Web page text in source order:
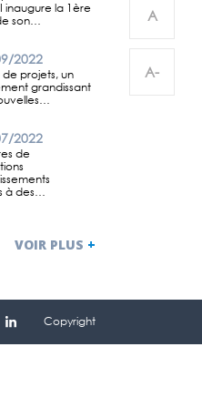
A
A-
inaugure la 1ère
son…
2022
de projets, un
grandissant
2022
de
à des…
VOIR PLUS +
Copyright